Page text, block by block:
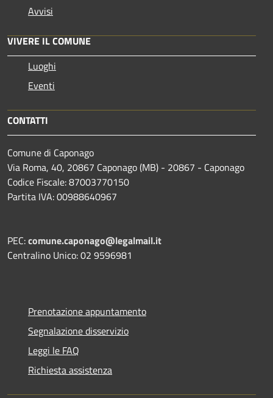
Avvisi
VIVERE IL COMUNE
Luoghi
Eventi
CONTATTI
Comune di Caponago
Via Roma, 40, 20867 Caponago (MB) - 20867 - Caponago
Codice Fiscale: 87003770150
Partita IVA: 00988640967
PEC:comune.caponago@legalmail.it
Centralino Unico: 02 9596981
Prenotazione appuntamento
Segnalazione disservizio
Leggi le FAQ
Richiesta assistenza